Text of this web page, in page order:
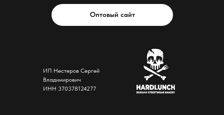
ИП Нестеров Сергей
Владимирович
ИНН 370378124277
Оптовый сайт